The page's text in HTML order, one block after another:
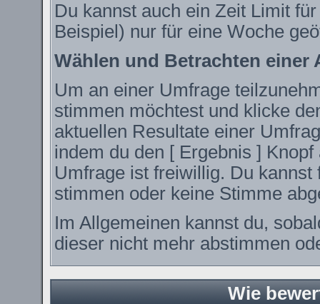
Du kannst auch ein Zeit Limit
Beispiel) nur für eine Woche
Wählen und Betrachten einer
Um an einer Umfrage
stimmen möchtest und klicke
aktuellen Resultate einer
indem du den [ Ergebnis ]
Umfrage ist freiwillig. Du
stimmen oder keine Stimme
Im Allgemeinen kannst du,
dieser nicht mehr abstimmen
Wie